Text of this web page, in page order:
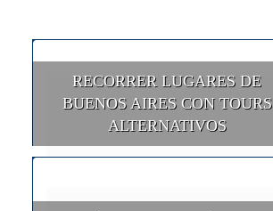
RECORRER LUGARES DE
BUENOS AIRES CON TOURS
ALTERNATIVOS